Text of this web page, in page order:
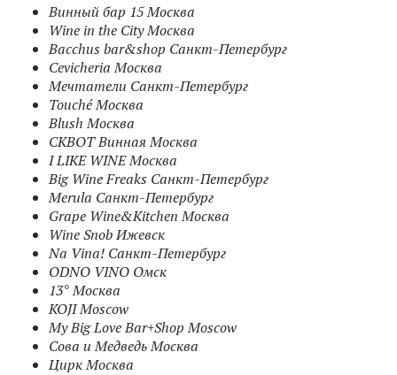
Винный бар 15 Москва
Wine in the City Москва
Bacchus bar&shop Санкт-Петербург
Cevicheria Москва
Мечтатели Санкт-Петербург
Touché Москва
Blush Москва
СКВОТ Винная Москва
I LIKE WINE Москва
Big Wine Freaks Санкт-Петербург
Merula Санкт-Петербург
Grape Wine&Kitchen Москва
Wine Snob Ижевск
Na Vina! Санкт-Петербург
ODNO VINO Омск
13° Москва
KOJI Moscow
My Big Love Bar+Shop Moscow
Сова и Медведь Москва
Цирк Москва